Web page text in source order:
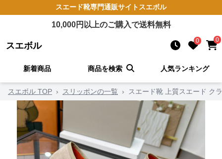
スエード靴専門通販サイト スエボル
10,000円以上のご購入で送料無料
スエボル 0 0
新着商品 商品を検索 人気ランキング
スエボル TOP › スリッポンの一覧 › スエード靴 上質スエード ク